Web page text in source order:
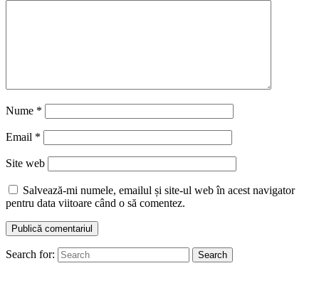
Nume *
Email *
Site web
Salvează-mi numele, emailul și site-ul web în acest navigator
pentru data viitoare când o să comentez.
Search for: Search